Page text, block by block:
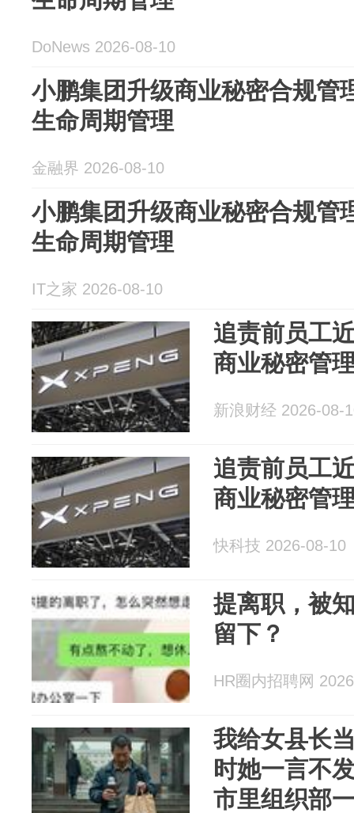
DoNews 2026-08-10
小鹏集团升级商业秘密合规管
生命周期管理
金融界 2026-08-10
小鹏集团升级商业秘密合规管
生命周期管理
IT之家 2026-08-10
追责前员工
商业秘密管
新浪财经 2026-08-
追责前员工
商业秘密管
快科技 2026-08-10
提离职，被
留下？
HR圈内招聘网
我给女县长
时她一言不
市里组织部